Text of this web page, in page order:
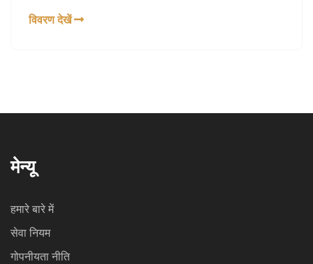
विवरण देखें
मेन्यू
हमारे बारे में
सेवा नियम
गोपनीयता नीति